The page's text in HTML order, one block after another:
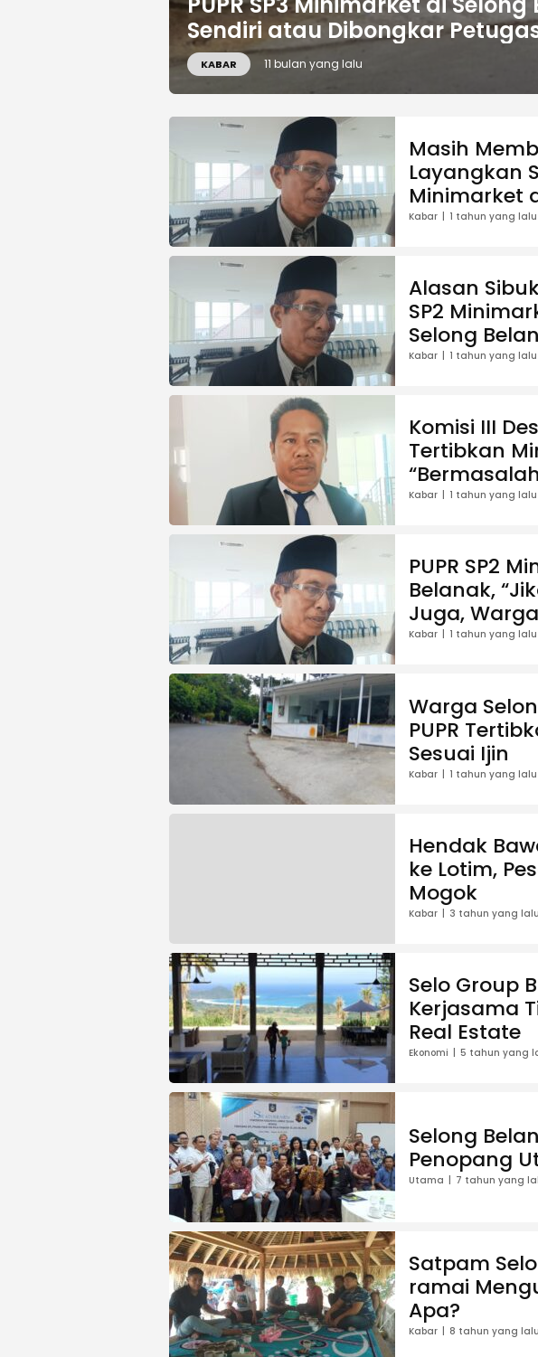
Sendiri atau Dibongkar
KABAR 11 bulan yang lalu
Masih
Layangkan
Minimarket
Kabar 1 tahun yang lalu
Alasan
SP2
Selong
Kabar 1 tahun yang lalu
Komisi III
Tertibkan
Kabar 1 tahun yang lalu
PUPR SP2
Belanak,
Juga,
Sendiri”
Kabar 1 tahun yang lalu
Warga
PUPR
Sesuai Ijin
Kabar 1 tahun yang lalu
Hendak
ke Lotim,
Mogok
Kabar 3 tahun yang lalu
Selo Group
Kerjasama
Real Estate
Ekonomi 5 tahun yang
Selong
Penopang
Utama 7 tahun yang
Satpam
ramai
Apa?
Kabar 8 tahun yang lalu